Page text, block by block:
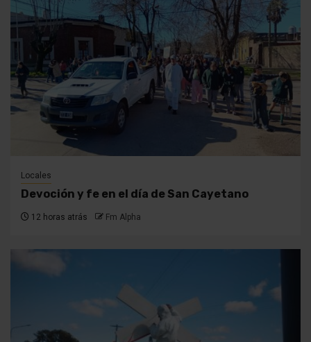
Locales
Devoción y fe en el día de San Cayetano
12 horas atrás Fm Alpha